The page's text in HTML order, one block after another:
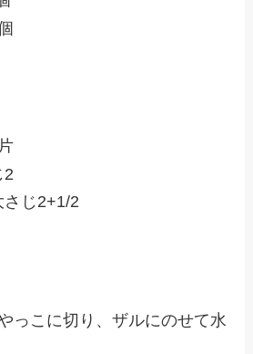
じ2+1/2
っこに切り、ザルにのせて水